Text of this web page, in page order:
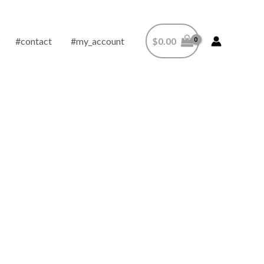
#contact #my_account $0.00